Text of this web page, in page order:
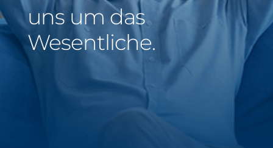
Middle East
Saudi Arabia
North America
uns um das
Wesentliche.